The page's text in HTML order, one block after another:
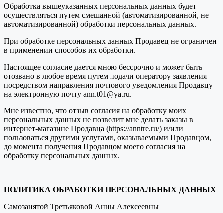
Обработка вышеуказанных персональных данных будет
осуществляться путем смешанной (автоматизированной, не
автоматизированной) обработки персональных данных.
При обработке персональных данных Продавец не ограничен
в применении способов их обработки.
Настоящее согласие дается мною бессрочно и может быть
отозвано в любое время путем подачи оператору заявления
посредством направления почтового уведомления Продавцу
на электронную почту ann.t01@ya.ru.
Мне известно, что отзыв согласия на обработку моих
персональных данных не позволит мне делать заказы в
интернет-магазине Продавца (https://anntre.ru/) и/или
пользоваться другими услугами, оказываемыми Продавцом,
до момента получения Продавцом моего согласия на
обработку персональных данных.
ПОЛИТИКА ОБРАБОТКИ ПЕРСОНАЛЬНЫХ ДАННЫХ
Самозанятой Третьяковой Анны Алексеевны